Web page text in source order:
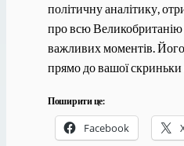
політичну аналітику,
про всю Великобританію
важливих моментів.
прямо до вашої
Поширити це:
Facebook